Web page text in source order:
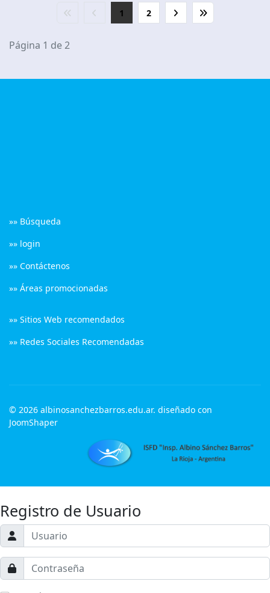
1 2
Página 1 de 2
»» Búsqueda
»» login
»» Contáctenos
»» Áreas promocionadas
»» Sitios Web recomendados
»» Redes Sociales Recomendadas
© 2026 albinosanchezbarros.edu.ar. diseñado con
JoomShaper
Registro de Usuario